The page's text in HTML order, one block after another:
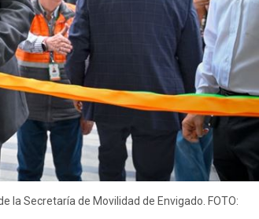
la Secretaría de Movilidad de Envigado. FOTO: